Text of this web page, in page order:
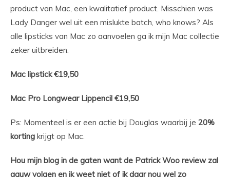
product van Mac, een kwalitatief product. Misschien was
Lady Danger wel uit een mislukte batch, who knows? Als
alle lipsticks van Mac zo aanvoelen ga ik mijn Mac collectie
zeker uitbreiden.
Mac lipstick €19,50
Mac Pro Longwear Lippencil €19,50
Ps: Momenteel is er een actie bij Douglas waarbij je 20%
korting krijgt op Mac.
Hou mijn blog in de gaten want de Patrick Woo review zal
gauw volgen en ik weet niet of ik daar nou wel zo